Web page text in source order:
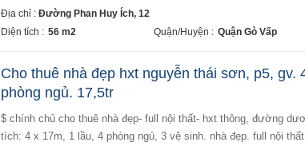
Địa chỉ : Đường Phan Huy Ích, 12
Diện tích : 56 m2 Quận/Huyện : Quận Gò Vấp
Cho thuê nhà đẹp hxt nguyễn thái sơn, p5, gv.
phòng ngủ. 17,5tr
$ chính chủ cho thuê nhà đẹp- full nội thất- hxt thông, đường dương quảng hàm, p5, quận gò vấp $ - diện
tích: 4 x 17m, 1 lầu, 4 phòng ngủ, 3 vệ sinh. nhà đẹp. full nội